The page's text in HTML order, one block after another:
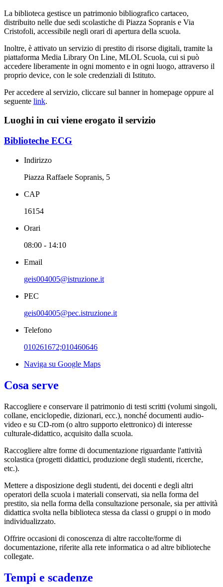
La biblioteca gestisce un patrimonio bibliografico cartaceo,
distribuito nelle due sedi scolastiche di Piazza Sopranis e Via
Cristofoli, accessibile negli orari di apertura della scuola.
Inoltre, è attivato un servizio di prestito di risorse digitali, tramite la
piattaforma Media Library On Line, MLOL Scuola, cui si può
accedere liberamente in ogni momento e in ogni luogo, attraverso il
proprio device, con le sole credenziali di Istituto.
Per accedere al servizio, cliccare sul banner in homepage oppure al
seguente link.
Luoghi in cui viene erogato il servizio
Biblioteche ECG
Indirizzo
Piazza Raffaele Sopranis, 5
CAP
16154
Orari
08:00 - 14:10
Email
geis004005@istruzione.it
PEC
geis004005@pec.istruzione.it
Telefono
010261672;010460646
Naviga su Google Maps
Cosa serve
Raccogliere e conservare il patrimonio di testi scritti (volumi singoli,
collane, enciclopedie, dizionari, ecc.), nonché documenti audio-
video e su CD-rom (o altro supporto elettronico) di interesse
culturale-didattico, acquisito dalla scuola.
Raccogliere altre forme di documentazione riguardante l'attività
scolastica (progetti didattici, produzione degli studenti, ricerche,
etc.).
Mettere a disposizione degli studenti, dei docenti e degli altri
operatori della scuola i materiali conservati, sia nella forma del
prestito, sia nella forma della consultazione personale, sia per attività
didattica svolta nella biblioteca stessa da classi o gruppi o in modo
individualizzato.
Offrire occasioni di conoscenza di altre raccolte/forme di
documentazione, riferite alla rete informatica o ad altre biblioteche
collegate.
Tempi e scadenze